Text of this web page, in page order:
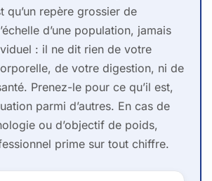
qu’un repère grossier de
d’une population, jamais
: il ne dit rien de votre
de votre digestion, ni de
Prenez-le pour ce qu’il est,
parmi d’autres. En cas de
ou d’objectif de poids,
prime sur tout chiffre.